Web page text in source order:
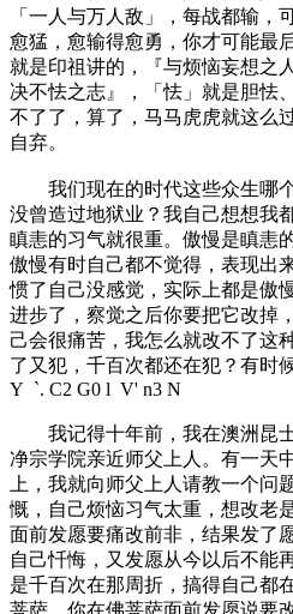
「一人与万人敌」，每战都输，
愈猛，愈输得愈勇，你才可能最
就是印祖讲的，『与烦恼妄想之
决不怯之志』，「怯」就是胆怯
不了了，算了，马马虎虎就这么
自弃。
我们现在的时代这些众生哪个
没曾造过地狱业？我自己想想我
瞋恚的习气就很重。傲慢是瞋恚
傲慢有时自己都不觉得，表现出
惯了自己没感觉，实际上都是傲
进步了，察觉之后你要把它改掉
己会很痛苦，我怎么就改不了这
了又犯，千百次都还在犯？有时
Y `. C2 G0 l V' n3 N
我记得十年前，我在澳洲昆士
净宗学院亲近师父上人。有一天
上，我就向师父上人请教一个问
慨，自己烦恼习气太重，想改老
面前发愿要痛改前非，结果发了
自己忏悔，又发愿从今以后不能
是千百次在那周折，搞得自己都
菩萨，你在佛菩萨面前发愿说要